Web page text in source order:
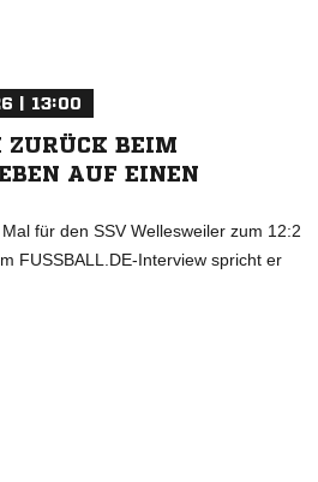
| 13:00
ZURÜCK BEIM
AUF EINEN
für den SSV Wellesweiler zum 12:2
FUSSBALL.DE-Interview spricht er